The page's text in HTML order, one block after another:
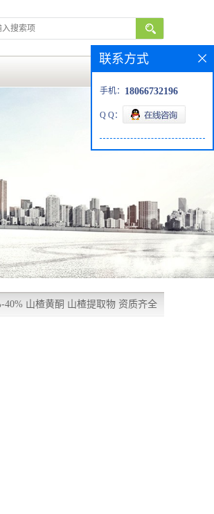
40% 山楂黄酮 山楂提取物 资质齐全
联系方式
手机： 18066732196
Q Q：